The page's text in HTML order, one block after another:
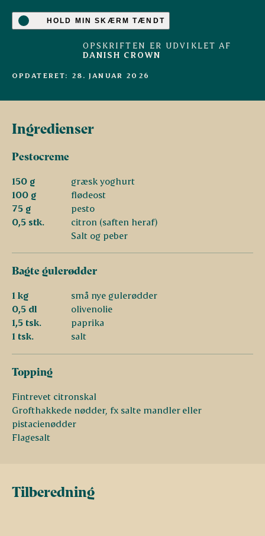
HOLD MIN SKÆRM TÆNDT
OPSKRIFTEN ER UDVIKLET AF
DANISH CROWN
OPDATERET: 28. JANUAR 2026
Ingredienser
Pestocreme
150 g
græsk yoghurt
100 g
flødeost
75 g
pesto
0,5 stk.
citron (saften heraf)
Salt og peber
Bagte gulerødder
1 kg
små nye gulerødder
0,5 dl
olivenolie
1,5 tsk.
paprika
1 tsk.
salt
Topping
Fintrevet citronskal
Grofthakkede nødder, fx salte mandler eller
pistacienødder
Flagesalt
Tilberedning